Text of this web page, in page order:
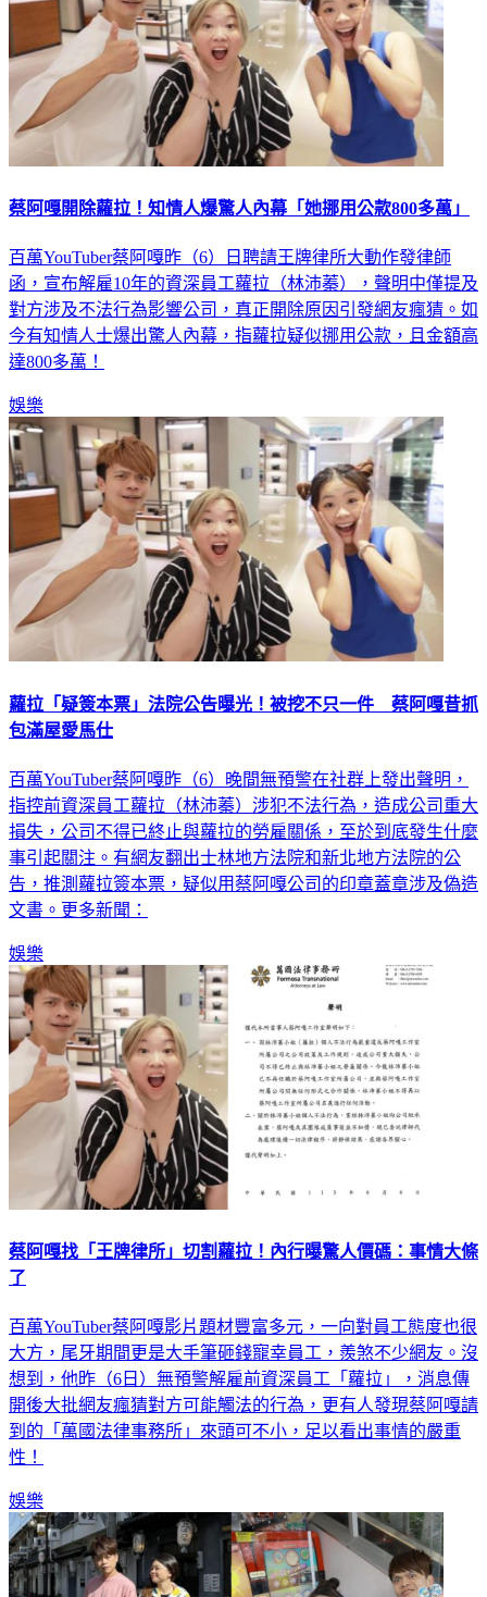
蔡阿嘎開除蘿拉！知情人爆驚人內幕「她挪用公款800多萬」
百萬YouTuber蔡阿嘎昨（6）日聘請王牌律所大動作發律師
函，宣布解雇10年的資深員工蘿拉（林沛蓁），聲明中僅提及
對方涉及不法行為影響公司，真正開除原因引發網友瘋猜。如
今有知情人士爆出驚人內幕，指蘿拉疑似挪用公款，且金額高
達800多萬！
娛樂
蘿拉「疑簽本票」法院公告曝光！被挖不只一件 蔡阿嘎昔抓
包滿屋愛馬仕
百萬YouTuber蔡阿嘎昨（6）晚間無預警在社群上發出聲明，
指控前資深員工蘿拉（林沛蓁）涉犯不法行為，造成公司重大
損失，公司不得已終止與蘿拉的勞雇關係，至於到底發生什麼
事引起關注。有網友翻出士林地方法院和新北地方法院的公
告，推測蘿拉簽本票，疑似用蔡阿嘎公司的印章蓋章涉及偽造
文書。更多新聞：
娛樂
蔡阿嘎找「王牌律所」切割蘿拉！內行曝驚人價碼：事情大條
了
百萬YouTuber蔡阿嘎影片題材豐富多元，一向對員工態度也很
大方，尾牙期間更是大手筆砸錢寵幸員工，羨煞不少網友。沒
想到，他昨（6日）無預警解雇前資深員工「蘿拉」，消息傳
開後大批網友瘋猜對方可能觸法的行為，更有人發現蔡阿嘎請
到的「萬國法律事務所」來頭可不小，足以看出事情的嚴重
性！
娛樂